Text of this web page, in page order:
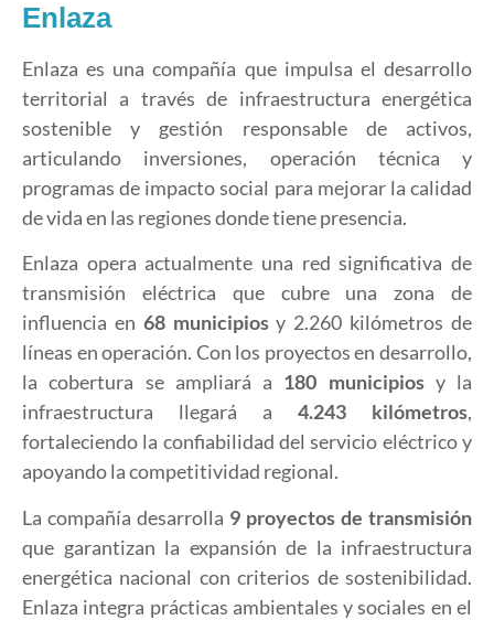
Enlaza
Enlaza es una compañía que impulsa el desarrollo
territorial a través de infraestructura energética
sostenible y gestión responsable de activos,
articulando inversiones, operación técnica y
programas de impacto social para mejorar la calidad
de vida en las regiones donde tiene presencia.
Enlaza opera actualmente una red significativa de
transmisión eléctrica que cubre una zona de
influencia en 68 municipiosy 2.260 kilómetros de
líneas en operación. Con los proyectos en desarrollo,
la cobertura se ampliará a 180 municipiosy la
infraestructura llegará a 4.243 kilómetros,
fortaleciendo la confiabilidad del servicio eléctrico y
apoyando la competitividad regional.
La compañía desarrolla 9 proyectos de transmisión
que garantizan la expansión de la infraestructura
energética nacional con criterios de sostenibilidad.
Enlaza integra prácticas ambientales y sociales en el